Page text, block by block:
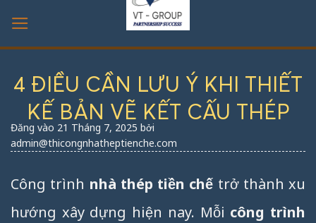
qua
nội
4 ĐIỀU CẦN LƯU Ý KHI THIẾT
KẾ BẢN VẼ KẾT CẤU THÉP
Đăng vào 21 Tháng 7, 2025 bởi
admin@thicongnhatheptienche.com
Công trình nhà thép tiền chế trở thành xu
hướng xây dựng hiện nay. Mỗi công trình